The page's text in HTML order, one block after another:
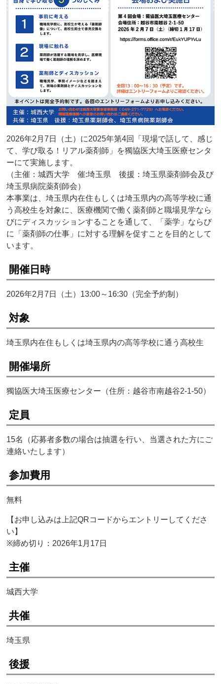
2026年2月7日（土）に2025年第4回「現場で話して、感じ
て、学び取る！リアル薬剤師」を獨協医大埼玉医療センタ
ーにて実施します。
（主催：城西大学 催:埼玉県 後援：埼玉県薬剤師会及び
埼玉県病院薬剤師会）
本事業は、埼玉県内在住もしくは埼玉県内の高等学校に通
う高校生を対象に、医療機関で働く薬剤師と職場見学なら
びにディスカッションすることを通して、「薬学」ならび
に「薬剤師の仕事」に対する理解を促すことを目的として
います。
開催日時
2026年2月7日（土）13:00～16:30（完全予約制）
対象
埼玉県内在住もしくは埼玉県内の高等学校に通う高校生
開催場所
獨協医大埼玉医療センター（住所：越谷市南越谷2-1-50）
定員
15名（応募者多数の場合は抽選を行い、当選された方にご
連絡いたします）
参加費用
無料
【お申し込みは上記QRコードからエントリーしてくださ
い】
※締め切り：2026年1月17日
主催
城西大学
共催
埼玉県
後援